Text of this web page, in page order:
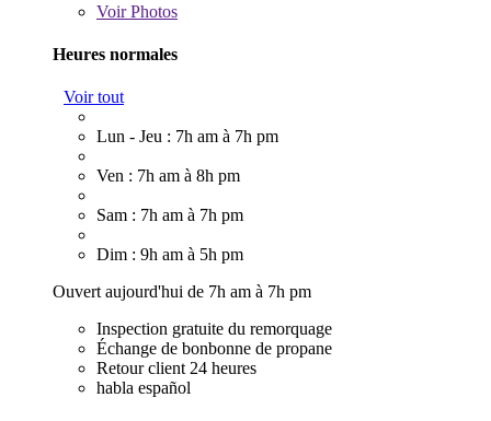
VoirPhotos
Heures normales
Voir tout
Lun - Jeu : 7h am à 7h pm
Ven : 7h am à 8h pm
Sam : 7h am à 7h pm
Dim : 9h am à 5h pm
Ouvert aujourd'hui de 7h am à 7h pm
Inspection gratuite du remorquage
Échange de bonbonne de propane
Retour client 24 heures
habla español